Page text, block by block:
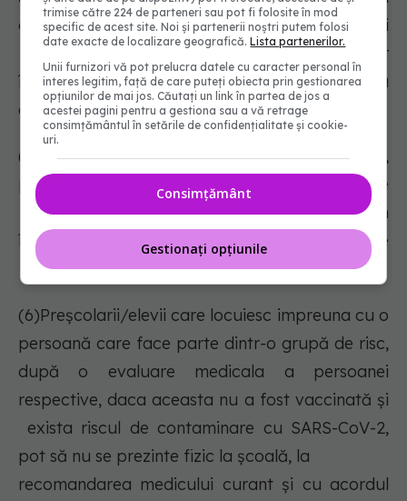
obligația să respecte măsurile de protecție şi
cele de igienă recomandate tuturor elevilor, iar
în situația preșcolarilor/elevilor menționați la
alin. (2) să monitorizeze fiecare caz în parte.
(5) Preșcolarii/elevii menționați la alin (2),
precum şi părinţii acestora, vor fi consiliaţi de
medicii specialişti şi psihologii care îi au în
îngrijire, în privinţa măsurilor suplimentare
necesare.
(6)Preșcolarii/elevii care locuiesc impreuna cu o
persoană care face parte dintr-o grupă de risc,
după o evaluare medicala a persoanei
respective, daca aceasta nu a fost vaccinată şi
exista riscul de contaminare cu SARS-CoV-2,
pot să nu se prezinte fizic la şcoală, la
recomandarea medicului curant și cu acordul
trimise către 224 de parteneri sau pot fi folosite în mod
specific de acest site. Noi și partenerii noștri putem folosi
date exacte de localizare geografică.Lista partenerilor.
Unii furnizori vă pot prelucra datele cu caracter personal în
interes legitim, față de care puteți obiecta prin gestionarea
opțiunilor de mai jos. Căutați un link în partea de jos a
acestei pagini pentru a gestiona sau a vă retrage
consimțământul în setările de confidențialitate și cookie-
uri.
Consimțământ
Gestionați opțiunile